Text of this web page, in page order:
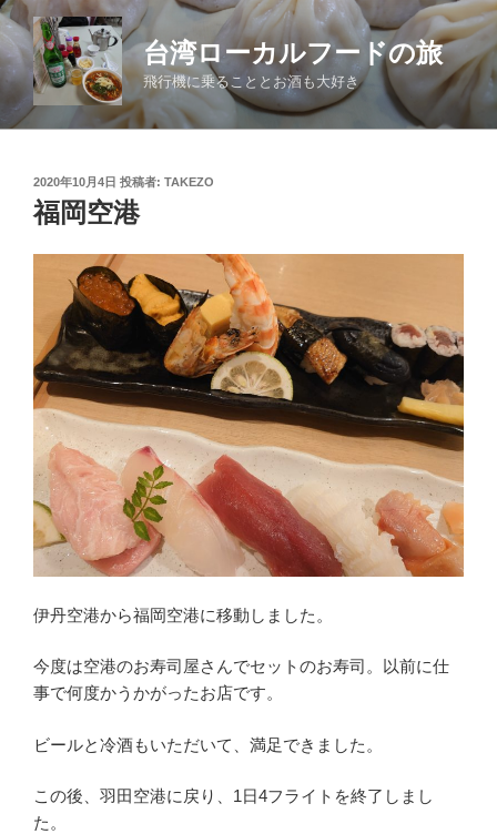
コ
テ
ン
台湾ローカルフードの旅
飛行機に乗ることとお酒も大好き
投
稿
日:
2020年10月4日 投稿者: TAKEZO
福岡空港
伊丹空港から福岡空港に移動しました。
今度は空港のお寿司屋さんでセットのお寿司。以前に仕
事で何度かうかがったお店です。
ビールと冷酒もいただいて、満足できました。
この後、羽田空港に戻り、1日4フライトを終了しまし
た。